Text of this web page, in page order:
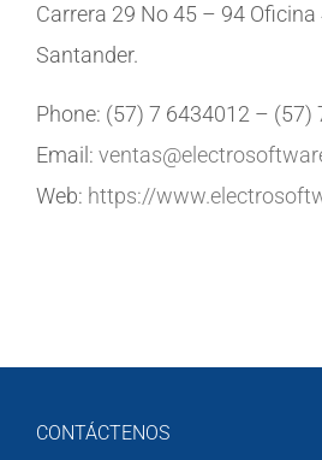
Carrera 29 No 45 – 94
Santander.
Phone: (57) 7 6434012 – (57)
Email:
Web: https://
CONTÁCTENOS